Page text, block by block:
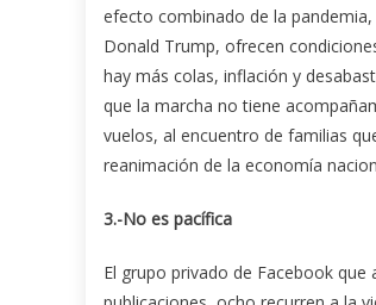
efecto combinado de la
Donald Trump, ofrecen
hay más colas, inflación y
que la marcha no tiene
vuelos, al encuentro de familias
reanimación de la economía
3.-No es pacífica
El grupo privado de Facebook